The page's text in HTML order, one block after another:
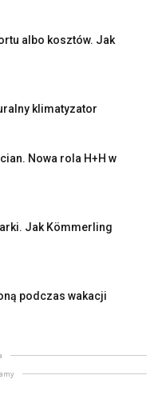
albo kosztów. Jak
klimatyzator
Nowa rola H+H w
Jak Kömmerling
podczas wakacji